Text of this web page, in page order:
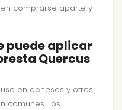
comprarse aparte y
puede aplicar
Quercus
en dehesas y otros
comunes. Los